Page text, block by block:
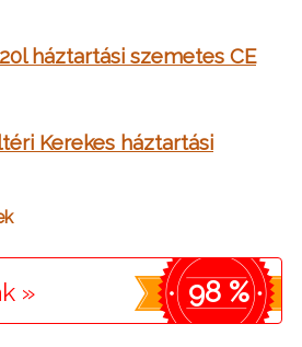
háztartási szemetes CE
Kerekes háztartási
» 98 %